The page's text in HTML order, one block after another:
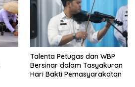
Talenta Petugas dan WBP
Bersinar dalam Tasyakuran
Hari Bakti Pemasyarakatan